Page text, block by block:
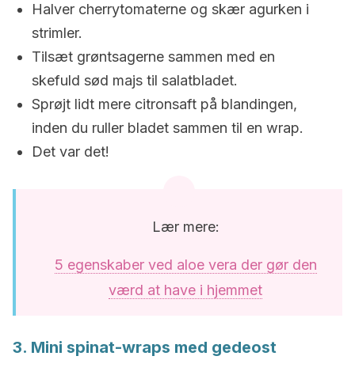
Halver cherrytomaterne og skær agurken i
strimler.
Tilsæt grøntsagerne sammen med en
skefuld sød majs til salatbladet.
Sprøjt lidt mere citronsaft på blandingen,
inden du ruller bladet sammen til en wrap.
Det var det!
Lær mere:
5 egenskaber ved aloe vera der gør den
værd at have i hjemmet
3. Mini spinat-wraps med gedeost